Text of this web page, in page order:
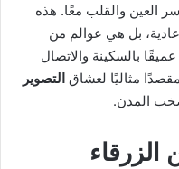
العين والقلب معًا. هذه
بل هي عوالم من
بالسكينة والاتصال
مثاليًا لعشاق التصوير
المدن.
الزرقاء